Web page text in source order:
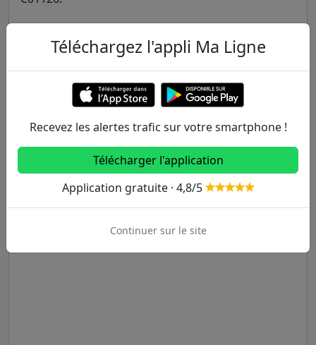
Téléchargez l'appli Ma Ligne
Recevez les alertes trafic sur votre smartphone !
Télécharger l'application
Application gratuite · 4,8/5
Continuer sur le site